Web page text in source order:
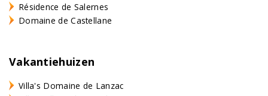
Résidence de Salernes
Domaine de Castellane
Vakantiehuizen
Villa's Domaine de Lanzac